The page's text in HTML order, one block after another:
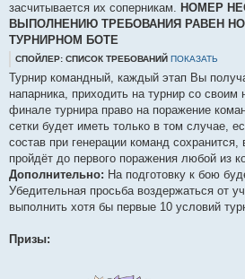
засчитывается их соперникам. НОМЕР
ВЫПОЛНЕНИЮ ТРЕБОВАНИЯ РАВЕН
ТУРНИРНОМ БОТЕ
СПОЙЛЕР: СПИСОК ТРЕБОВАНИЙ ПОКАЗАТЬ
Турнир командный, каждый этап Вы
напарника, приходить на турнир со своим
финале турнира право на поражение
сетки будет иметь только в том случае,
состав при генерации команд
пройдёт до первого поражения любой из
Дополнительно: На подготовку к бою
Убедительная просьба воздержаться от
выполнить хотя бы первые 10 условий
Призы: